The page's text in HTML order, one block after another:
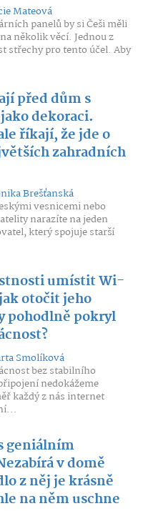
Mateová
panelů by si Češi měli
několik věcí. Jednou z
střechy pro tento účel. Aby
před dům s
dekoraci.
říkají, že jde o
zahradních
Brešťanská
vesnicemi nebo
narazíte na jeden
který spojuje starší
umístit Wi-
otočit jeho
pohodlně pokryl
Smolíková
bez stabilního
nedokážeme
každý z nás internet
geniálním
v domě
z něj je krásně
na něm uschne